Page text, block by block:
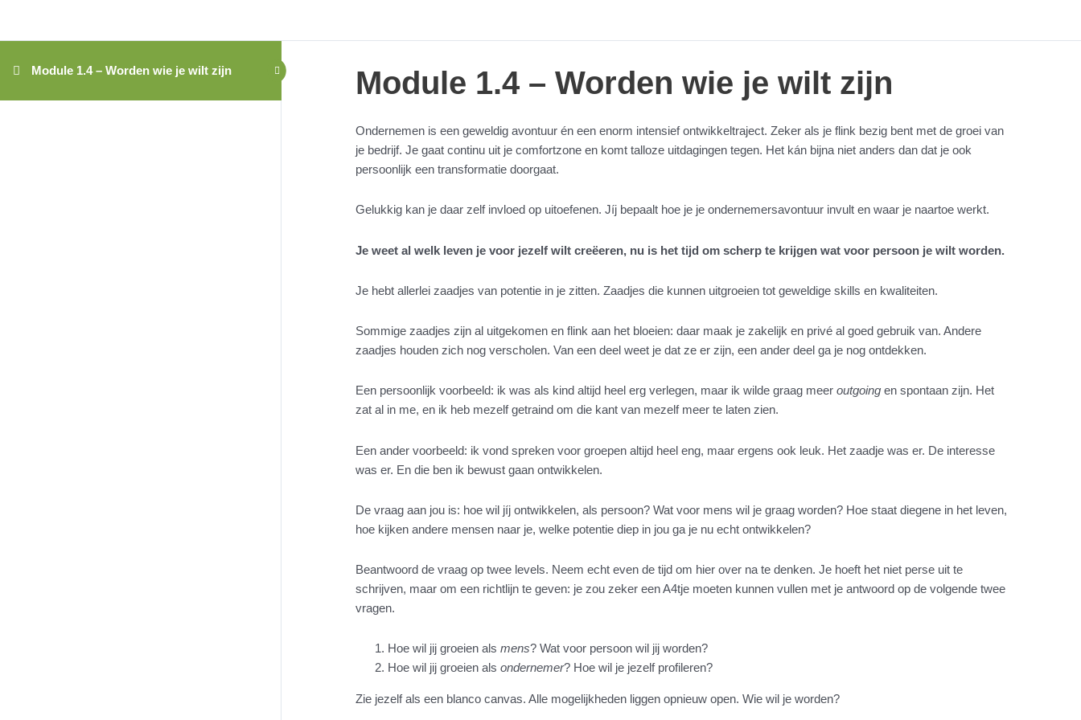
Module 1.4 – Worden wie je wilt zijn Module 1.4 – Worden wie je wilt zijn
Ondernemen is een geweldig avontuur én een enorm intensief ontwikkeltraject. Zeker als je flink bezig bent met de groei van
je bedrijf. Je gaat continu uit je comfortzone en komt talloze uitdagingen tegen. Het kán bijna niet anders dan dat je ook
persoonlijk een transformatie doorgaat.
Gelukkig kan je daar zelf invloed op uitoefenen. Jíj bepaalt hoe je je ondernemersavontuur invult en waar je naartoe werkt.
Je weet al welk leven je voor jezelf wilt creëeren, nu is het tijd om scherp te krijgen wat voor persoon je wilt worden.
Je hebt allerlei zaadjes van potentie in je zitten. Zaadjes die kunnen uitgroeien tot geweldige skills en kwaliteiten.
Sommige zaadjes zijn al uitgekomen en flink aan het bloeien: daar maak je zakelijk en privé al goed gebruik van. Andere
zaadjes houden zich nog verscholen. Van een deel weet je dat ze er zijn, een ander deel ga je nog ontdekken.
Een persoonlijk voorbeeld: ik was als kind altijd heel erg verlegen, maar ik wilde graag meer outgoing en spontaan zijn. Het
zat al in me, en ik heb mezelf getraind om die kant van mezelf meer te laten zien.
Een ander voorbeeld: ik vond spreken voor groepen altijd heel eng, maar ergens ook leuk. Het zaadje was er. De interesse
was er. En die ben ik bewust gaan ontwikkelen.
De vraag aan jou is: hoe wil jíj ontwikkelen, als persoon? Wat voor mens wil je graag worden? Hoe staat diegene in het leven,
hoe kijken andere mensen naar je, welke potentie diep in jou ga je nu echt ontwikkelen?
Beantwoord de vraag op twee levels. Neem echt even de tijd om hier over na te denken. Je hoeft het niet perse uit te
schrijven, maar om een richtlijn te geven: je zou zeker een A4tje moeten kunnen vullen met je antwoord op de volgende twee
vragen.
Hoe wil jij groeien als mens? Wat voor persoon wil jij worden?
Hoe wil jij groeien als ondernemer? Hoe wil je jezelf profileren?
Zie jezelf als een blanco canvas. Alle mogelijkheden liggen opnieuw open. Wie wil je worden?